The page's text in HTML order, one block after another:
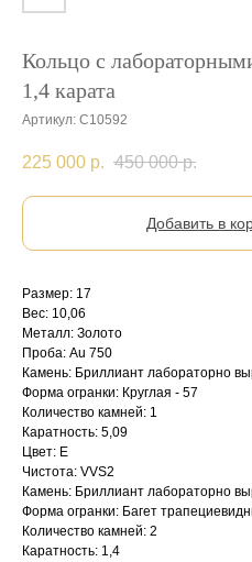
Кольцо с
1,4 карата
Артикул: С10592
225 000 р. 450 000 р.
Добавить в
Размер: 17
Вес: 10,06
Металл: Золото
Проба: Au 750
Камень: Бриллиант лабораторно
Форма огранки: Круглая - 57
Количество камней: 1
Каратность: 5,09
Цвет: E
Чистота: VVS2
Камень: Бриллиант лабораторно
Форма огранки: Багет
Количество камней: 2
Каратность: 1,4